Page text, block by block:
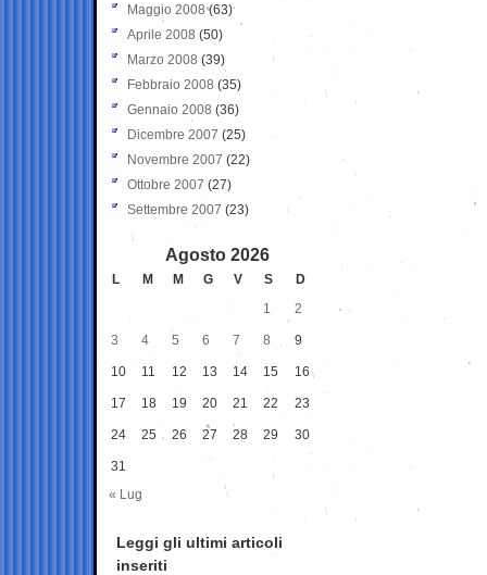
Maggio 2008(63)
Aprile 2008 (50)
Marzo 2008 (39)
Febbraio 2008 (35)
Gennaio 2008 (36)
Dicembre 2007 (25)
Novembre 2007 (22)
Ottobre 2007 (27)
Settembre 2007 (23)
Agosto 2026
L M M G V S
D
1
2
3 4 5 6 7 8 9
10 11 12 13 14 15 16
17 18 19 20 21 22 23
24 25 26 27 28 29 30
31
« Lug
Leggi gli ultimi articoli
inseriti